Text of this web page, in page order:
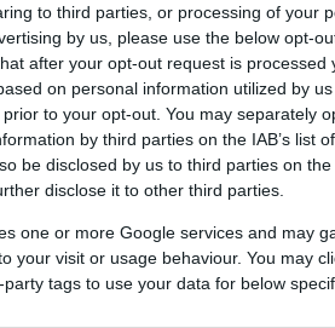
to third parties, or processing of your
by us, please use the below opt-
after your opt-out request is processed
on personal information utilized by
to your opt-out. You may separately
by third parties on the IAB’s list
be disclosed by us to third parties on the
disclose it to other third parties.
one or more Google services and may
your visit or usage behaviour. You may
tags to use your data for below
hasonló minőségű út is
meg nekünk. A Miskolc-
makadámút skót
végén feltűnik a lillafüredi
Lillafüred és Eger között.